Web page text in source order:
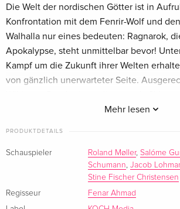
Mehr lesen
Die Welt der nordischen Götter ist in
Konfrontation mit dem Fenrir-Wolf und
Walhalla nur eines bedeuten: Ragnarok,
Apokalypse, steht unmittelbar bevor!
Kampf um die Zukunft ihrer Welten
von gänzlich unerwarteter Seite.
verschleppt hat, könnten der Schlüssel
PRODUKTDETAILS
Schauspieler Roland Møller, Salóme
Schumann, Jacob
Stine Fischer Christensen
Regisseur
Fenar Ahmad